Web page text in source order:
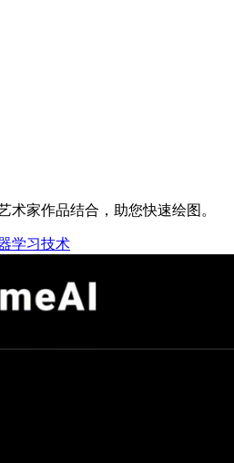
术家作品结合，助您快速绘图。
学习技术